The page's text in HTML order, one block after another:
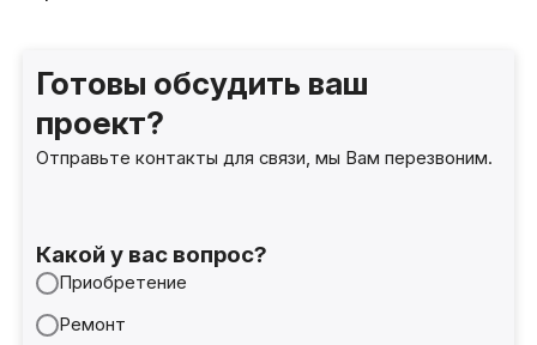
Готовы обсудить ваш
проект?
Отправьте контакты для связи, мы Вам перезвоним.
Какой у вас вопрос?
Приобретение
Ремонт